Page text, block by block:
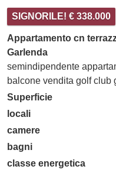
SIGNORILE! € 338.000
Appartamento cn
Garlenda
semindipendente
balcone vendita golf
Superficie
locali
camere
bagni
classe energetica